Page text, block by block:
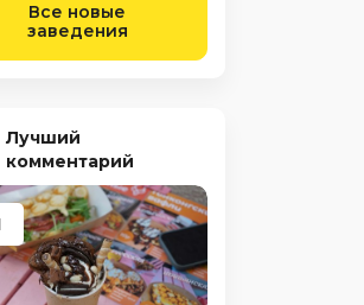
Все новые
заведения
Лучший
комментарий